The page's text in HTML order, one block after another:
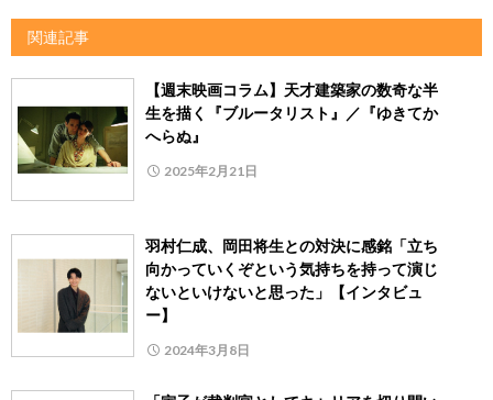
関連記事
【週末映画コラム】天才建築家の数奇な半
生を描く『ブルータリスト』／『ゆきてか
へらぬ』
2025年2月21日
羽村仁成、岡田将生との対決に感銘「立ち
向かっていくぞという気持ちを持って演じ
ないといけないと思った」【インタビュ
ー】
2024年3月8日